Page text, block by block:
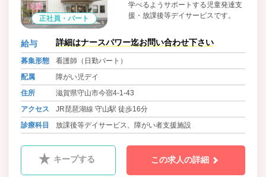
正社員・パート
学べるようサポートする児童発達支
援・放課後等デイサービスです。
給与 詳細はナースパワー迄お問い合わせ下さい
募集形態
看護師（日勤パート）
配属
障がい児デイ
住所
滋賀県守山市今宿4-1-43
アクセス
JR琵琶湖線 守山駅 徒歩16分
診療科目
放課後等デイサービス、障がい者支援施設
キープする この求人の詳細